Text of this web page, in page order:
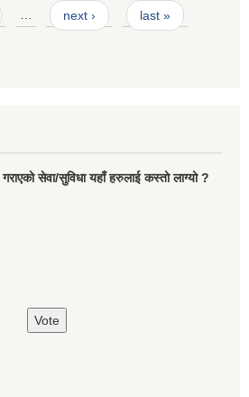
… next › last »
सेवा/सुविधा यहाँ हरुलाई कस्तो लाग्यो ?